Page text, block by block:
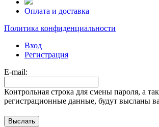
Оплата и доставка
Политика конфиденциальности
Вход
Регистрация
E-mail:
Контрольная строка для смены пароля, а
регистрационные данные, будут высланы